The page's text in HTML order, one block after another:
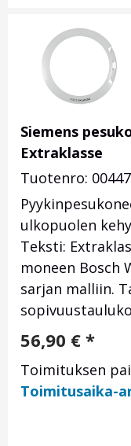
Siemens
Extraklasse
Tuotenro:
ulkopuolen
Teksti:
moneen Bosch
sarjan malliin.
56,90 € *
Toimituksen
Toimitusaika-